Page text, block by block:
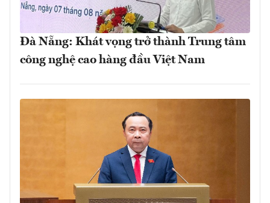
Đà Nẵng: Khát vọng trở thành Trung tâm
công nghệ cao hàng đầu Việt Nam